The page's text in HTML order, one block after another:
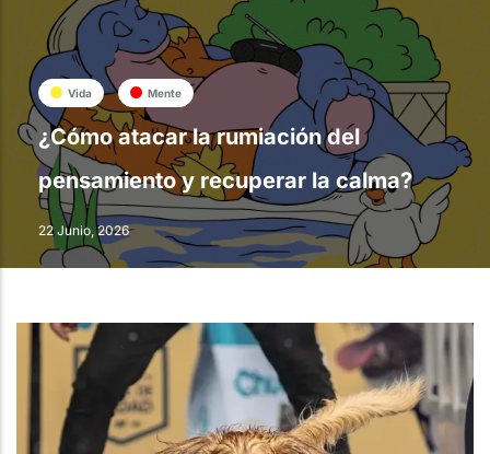
Vida Mente
¿Cómo atacar la rumiación del
pensamiento y recuperar la calma?
22 Junio, 2026